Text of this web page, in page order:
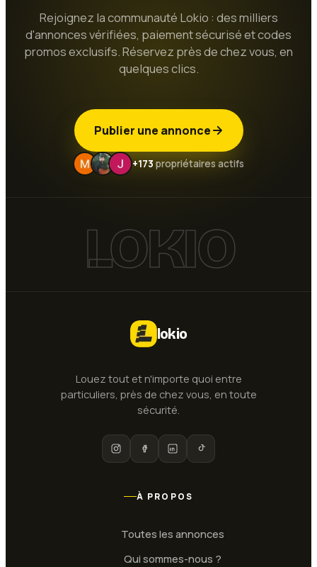
Rejoignez la communauté Lokio : des milliers
d'annonces vérifiées, paiement sécurisé et codes
promos exclusifs. Réservez près de chez vous, en
quelques clics.
Publier une annonce
+173 propriétaires actifs
LOKIO
lokio
Louez tout et n'importe quoi entre
particuliers, près de chez vous, en toute
sécurité.
À PROPOS
Toutes les annonces
Qui sommes-nous ?